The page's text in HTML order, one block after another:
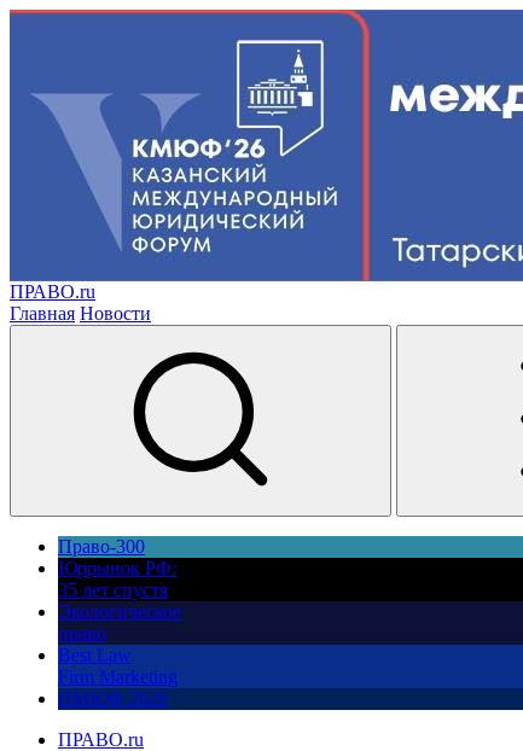
ПРАВО.ru
Главная Новости
Право-300
Юррынок РФ:
35 лет спустя
Экологическое
право
Best Law
Firm Marketing
ПМЮФ 2026
ПРАВО.ru